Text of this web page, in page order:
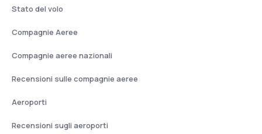
Stato del volo
Compagnie Aeree
Compagnie aeree nazionali
Recensioni sulle compagnie aeree
Aeroporti
Recensioni sugli aeroporti